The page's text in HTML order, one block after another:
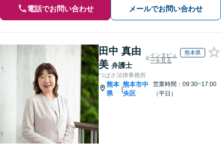
電話でお問い合わせ メールでお問い合わせ
田中 真由
美 弁護士
インタビュ
ーを見る
熊本県
つばさ法律事務所
熊本
県
|
熊本市中
央区
営業時間：09:30~17:00
（平日）